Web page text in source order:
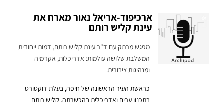
ארכיפוד-אריאל נאור מארח את
עינת קליש רותם
מפגש מרתק עם ד"ר עינת קליש רותם, דמות ייחודית
המשלבת שלושה עולמות: אדריכלות, אקדמיה
ומנהיגות ציבורית.
כראשת העיר הראשונה של חיפה, בעלת דוקטורט
בתכנון ערים ואדריכלית בהכשרתה, קליש רותם